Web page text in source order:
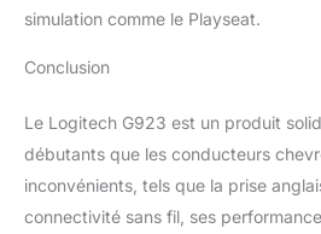
HUB
simulation comme le Playseat.
Conclusion
Le Logitech G923 est un produit
débutants que les conducteurs
inconvénients, tels que la prise
connectivité sans fil, ses